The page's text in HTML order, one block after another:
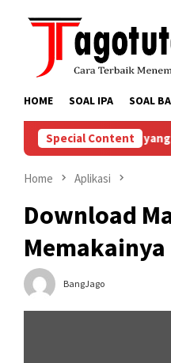
HOME SOAL IPA SOAL
Special Content
Akun TikTok yang Diblokir
Home Aplikasi
Download
Memakainya
BangJago